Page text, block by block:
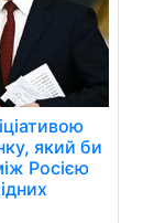
який би
Росією